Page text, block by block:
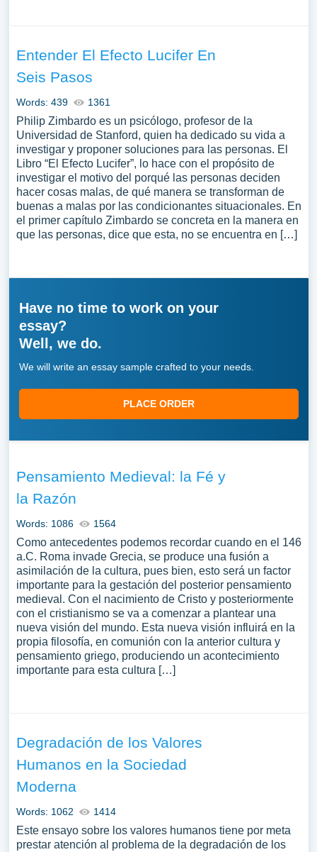
Entender El Efecto Lucifer En
Seis Pasos
Words: 439 1361
Philip Zimbardo es un psicólogo, profesor de la
Universidad de Stanford, quien ha dedicado su vida a
investigar y proponer soluciones para las personas. El
Libro “El Efecto Lucifer”, lo hace con el propósito de
investigar el motivo del porqué las personas deciden
hacer cosas malas, de qué manera se transforman de
buenas a malas por las condicionantes situacionales. En
el primer capítulo Zimbardo se concreta en la manera en
que las personas, dice que esta, no se encuentra en […]
Have no time to work on your
essay?
Well, we do.
We will write an essay sample crafted to your needs.
PLACE ORDER
Pensamiento Medieval: la Fé y
la Razón
Words: 1086 1564
Como antecedentes podemos recordar cuando en el 146
a.C. Roma invade Grecia, se produce una fusión a
asimilación de la cultura, pues bien, esto será un factor
importante para la gestación del posterior pensamiento
medieval. Con el nacimiento de Cristo y posteriormente
con el cristianismo se va a comenzar a plantear una
nueva visión del mundo. Esta nueva visión influirá en la
propia filosofía, en comunión con la anterior cultura y
pensamiento griego, produciendo un acontecimiento
importante para esta cultura […]
Degradación de los Valores
Humanos en la Sociedad
Moderna
Words: 1062 1414
Este ensayo sobre los valores humanos tiene por meta
prestar atención al problema de la degradación de los